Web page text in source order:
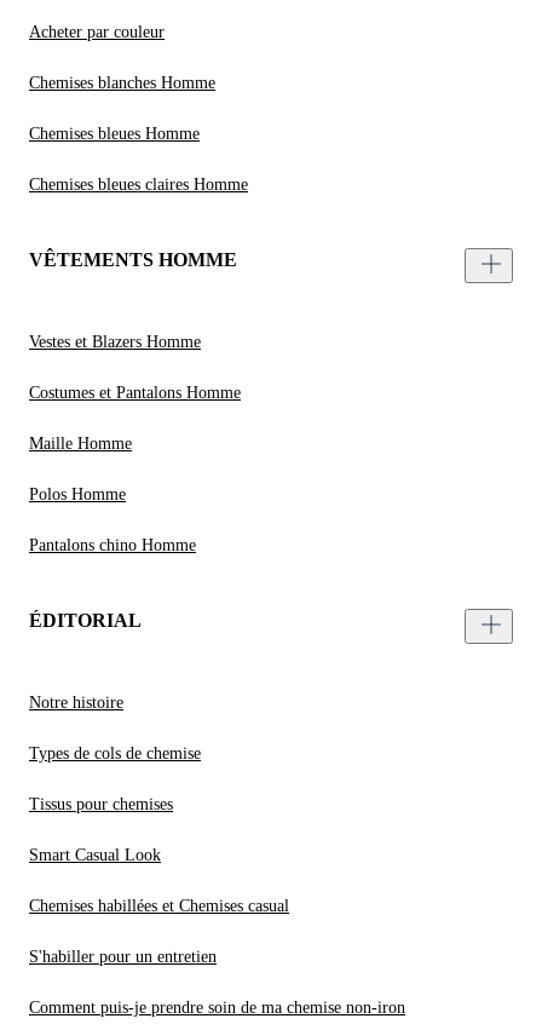
Acheter par couleur
Chemises blanches Homme
Chemises bleues Homme
Chemises bleues claires Homme
VÊTEMENTS HOMME
Vestes et Blazers Homme
Costumes et Pantalons Homme
Maille Homme
Polos Homme
Pantalons chino Homme
ÉDITORIAL
Notre histoire
Types de cols de chemise
Tissus pour chemises
Smart Casual Look
Chemises habillées et Chemises casual
S'habiller pour un entretien
Comment puis-je prendre soin de ma chemise non-iron